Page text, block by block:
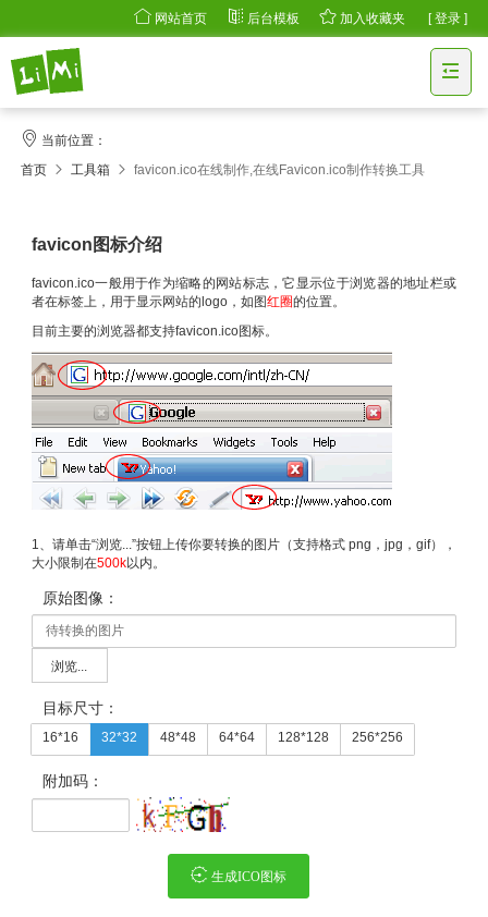
网站首页 后台模板 加入收藏夹 [ 登录 ]
当前位置：
首页
工具箱 favicon.ico在线制作,在线Favicon.ico制作转换工具
favicon图标介绍
favicon.ico一般用于作为缩略的网站标志，它显示位于浏览器的地址栏或
者在标签上，用于显示网站的logo，如图红圈的位置。
目前主要的浏览器都支持favicon.ico图标。
1、请单击“浏览...”按钮上传你要转换的图片（支持格式 png，jpg，gif），
大小限制在500k以内。
原始图像：
浏览...
目标尺寸：
16*16 32*32 48*48 64*64 128*128 256*256
附加码：
生成ICO图标